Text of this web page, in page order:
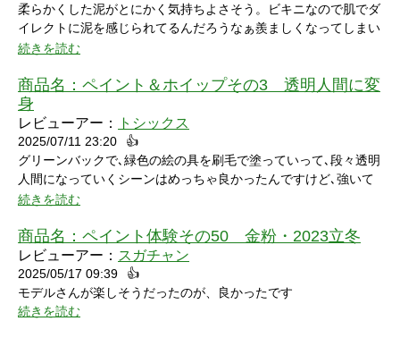
シャワーシーンで「お腹にぶつけられたら声出ちゃうだろうな」
と思っていたところにパイをちょうどぶつけられ「予想が当たっ
たw」と笑ってしまいました。リアクションもクールな見た目に
い悔しさを滲ませながら罰ゲームを受けている姿にドキドキして
しまいました。
柔らかくした泥がとにかく気持ちよさそう。ビキニなので肌でダ
イレクトに泥を感じられてるんだろうなぁ羨ましくなってしまい
ました。
続きを読む
商品名： ペイント＆ホイップその3 透明人間に変
身
レビューアー： トシックス
2025/07/11 23:20
👍
グリーンバックで､緑色の絵の具を刷毛で塗っていって､段々透明
人間になっていくシーンはめっちゃ良かったんですけど､強いて
言うなら､上半身だけで無くて､全身も透明になる所も見てみたい
続きを読む
商品名： ペイント体験その50 金粉・2023立冬
レビューアー： スガチャン
2025/05/17 09:39
👍
モデルさんが楽しそうだったのが、良かったです
続きを読む